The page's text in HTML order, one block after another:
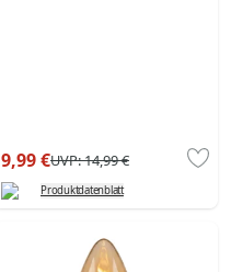
9,99 €UVP:14,99 €
Produktdatenblatt